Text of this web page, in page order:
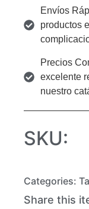
Envíos
productos
Precios
excelente
nuestro
SKU:
Categories:
Share this